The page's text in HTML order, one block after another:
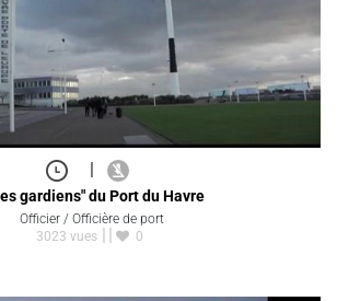
|
gardiens" du Port du Havre
Officier / Officière de port
3023 vues
0